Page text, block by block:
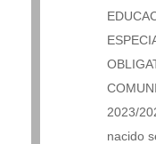
2023/
nacido